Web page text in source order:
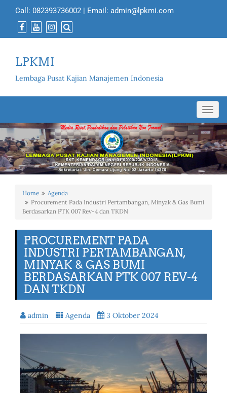
Call: 082393736002 | Email: admin@lpkmi.com
LPKMI
Lembaga Pusat Kajian Manajemen Indonesia
Home
Agenda
Procurement Pada Industri Pertambangan, Minyak & Gas Bumi
Berdasarkan PTK 007 Rev-4 dan TKDN
PROCUREMENT PADA
INDUSTRI PERTAMBANGAN,
MINYAK & GAS BUMI
BERDASARKAN PTK 007 REV-4
DAN TKDN
admin Agenda 3 Oktober 2024